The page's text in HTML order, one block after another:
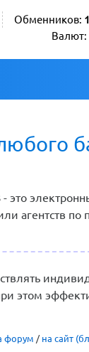
Обменников:
Валют:
это
агентств
этом
форум / на сайт